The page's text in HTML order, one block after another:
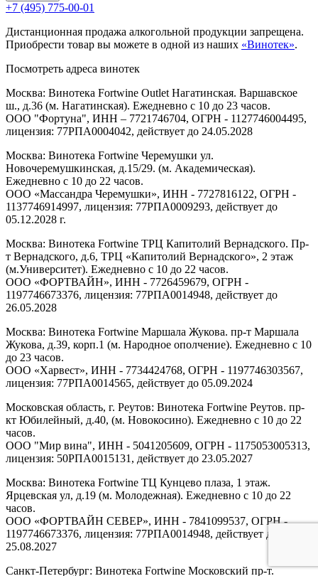
+7 (495) 775-00-01
Дистанционная продажа алкогольной продукции запрещена.
Приобрести товар вы можете в одной из наших «Винотек».
Посмотреть адреса винотек
Москва: Винотека Fortwine Outlet Нагатинская. Варшавское
ш., д.36 (м. Нагатинская). Ежедневно с 10 до 23 часов.
ООО "Фортуна", ИНН – 7721746704, ОГРН - 1127746004495,
лицензия: 77РПА0004042, действует до 24.05.2028
Москва: Винотека Fortwine Черемушки ул.
Новочеремушкинская, д.15/29. (м. Академическая).
Ежедневно с 10 до 22 часов.
ООО «Массандра Черемушки», ИНН - 7727816122, ОГРН -
1137746914997, лицензия: 77РПА0009293, действует до
05.12.2028 г.
Москва: Винотека Fortwine ТРЦ Капитолий Вернадского. Пр-
т Вернадского, д.6, ТРЦ «Капитолий Вернадского», 2 этаж
(м.Университет). Ежедневно с 10 до 22 часов.
ООО «ФОРТВАЙН», ИНН - 7726459679, ОГРН -
1197746673376, лицензия: 77РПА0014948, действует до
26.05.2028
Москва: Винотека Fortwine Маршала Жукова. пр-т Маршала
Жукова, д.39, корп.1 (м. Народное ополчение). Ежедневно с 10
до 23 часов.
ООО «Харвест», ИНН - 7734424768, ОГРН - 1197746303567,
лицензия: 77РПА0014565, действует до 05.09.2024
Московская область, г. Реутов: Винотека Fortwine Реутов. пр-
кт Юбилейный, д.40, (м. Новокосино). Ежедневно с 10 до 22
часов.
ООО "Мир вина", ИНН - 5041205609, ОГРН - 1175053005313,
лицензия: 50РПА0015131, действует до 23.05.2027
Москва: Винотека Fortwine ТЦ Кунцево плаза, 1 этаж.
Ярцевская ул, д.19 (м. Молодежная). Ежедневно с 10 до 22
часов.
ООО «ФОРТВАЙН СЕВЕР», ИНН - 7841099537, ОГРН -
1197746673376, лицензия: 77РПА0014948, действует до
25.08.2027
Санкт-Петербург: Винотека Fortwine Московский пр-т.